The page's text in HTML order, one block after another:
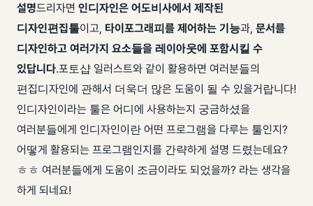
설명드리자면 인디자인은 어도비사에서 제작된
디자인편집툴이고, 타이포그래피를 제어하는 기능과, 문서를
디자인하고 여러가지 요소들을 레이아웃에 포함시킬 수
있답니다. ​ 포토샵 일러스트와 같이 활용하면 여러분들의
편집디자인에 관해서 더욱더 많은 도움이 될 수 있을거랍니다! ​
인디자인이라는 툴은 어디에 사용하는지 궁금하셨을
여러분들에게 인디자인이란 어떤 프로그램을 다루는 툴인지?
어떻게 활용되는 프로그램인지를 간략하게 설명 드렸는데요?
ㅎㅎ 여러분들에게 도움이 조금이라도 되었을까? 라는 생각을
하게 되네요!